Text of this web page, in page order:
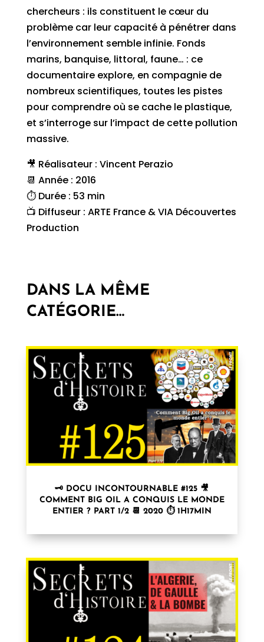
chercheurs : ils constituent le cœur du
problème car leur capacité à pénétrer dans
l’environnement semble infinie. Fonds
marins, banquise, littoral, faune… : ce
documentaire explore, en compagnie de
nombreux scientifiques, toutes les pistes
pour comprendre où se cache le plastique,
et s’interroge sur l’impact de cette pollution
massive.
🎥 Réalisateur : Vincent Perazio
📆 Année : 2016
⏱ Durée : 53 min
📺 Diffuseur : ARTE France & VIA Découvertes
Production
DANS LA MÊME
CATÉGORIE…
🗝 DOCU INCONTOURNABLE #125 🎥
COMMENT BIG OIL A CONQUIS LE MONDE
ENTIER ? PART 1/2 📆 2020 ⏱ 1H17MIN